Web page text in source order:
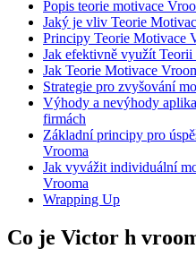
Popis teorie motivace
Jaký je vliv Teorie
Principy Teorie Motivace
Jak efektivně využít
Jak Teorie Motivace
Strategie pro zvyšování
Výhody a nevýhody
firmách
Základní principy pro
Vrooma
Jak vyvážit individuální
Vrooma
Wrapping Up
Co je Victor h